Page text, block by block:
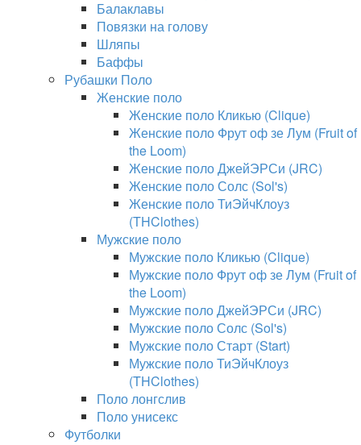
Балаклавы
Повязки на голову
Шляпы
Баффы
Рубашки Поло
Женские поло
Женские поло Кликью (Clique)
Женские поло Фрут оф зе Лум (Fruit of
the Loom)
Женские поло ДжейЭРСи (JRC)
Женские поло Солс (Sol's)
Женские поло ТиЭйчКлоуз
(THClothes)
Мужские поло
Мужские поло Кликью (Clique)
Мужские поло Фрут оф зе Лум (Fruit of
the Loom)
Мужские поло ДжейЭРСи (JRC)
Мужские поло Солс (Sol's)
Мужские поло Старт (Start)
Мужские поло ТиЭйчКлоуз
(THClothes)
Поло лонгслив
Поло унисекс
Футболки